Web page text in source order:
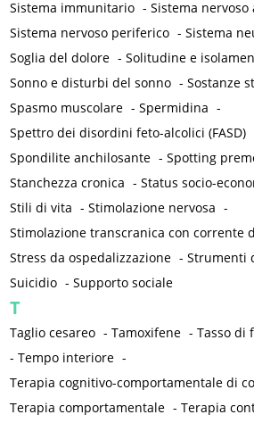
Sistema immunitario -Sistema nervoso
Sistema nervoso periferico -Sistema
Soglia del dolore -Solitudine e
Sonno e disturbi del sonno -Sostanze
Spasmo muscolare -Spermidina -
Spettro dei disordini feto-alcolici (FASD)
Spondilite anchilosante -Spotting
Stanchezza cronica -Status socio-
Stili di vita -Stimolazione nervosa -
Stimolazione transcranica con corrente
Stress da ospedalizzazione -Strumenti
Suicidio -Supporto sociale
T
Taglio cesareo -Tamoxifene -Tasso di
-Tempo interiore -
Terapia cognitivo-comportamentale di
Terapia comportamentale -Terapia